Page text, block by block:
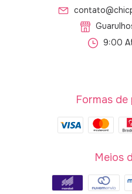
9:00
Formas
Meios